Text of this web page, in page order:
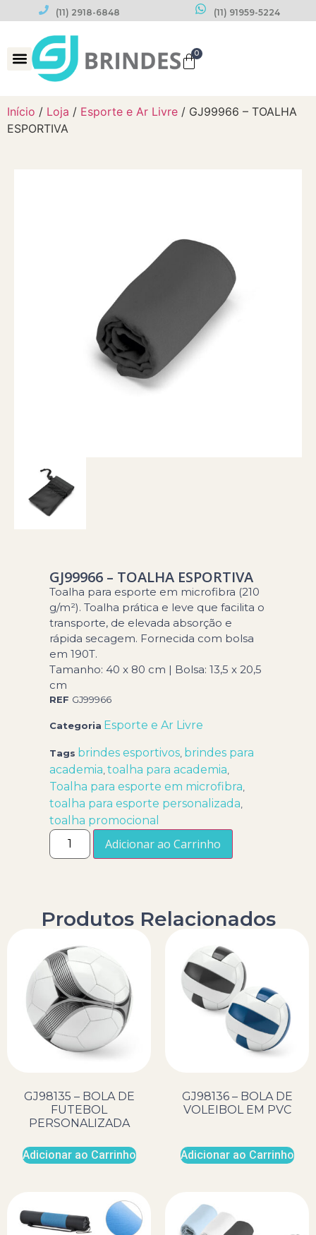
(11) 2918-6848 (11) 91959-5224
0
Início / Loja / Esporte e Ar Livre / GJ99966 – TOALHA
ESPORTIVA
GJ99966 – TOALHA ESPORTIVA
Toalha para esporte em microfibra (210
g/m²). Toalha prática e leve que facilita o
transporte, de elevada absorção e
rápida secagem. Fornecida com bolsa
em 190T.
Tamanho: 40 x 80 cm | Bolsa: 13,5 x 20,5
cm
REF GJ99966
Categoria Esporte e Ar Livre
Tags brindes esportivos brindes para
academia ,toalha para academia
Toalha para esporte em microfibra
toalha para esporte personalizada
toalha promocional
Adicionar ao Carrinho
Produtos Relacionados
GJ98135 – BOLA DE
FUTEBOL
PERSONALIZADA
Adicionar ao Carrinho
GJ98136 – BOLA DE
VOLEIBOL EM PVC
Adicionar ao Carrinho